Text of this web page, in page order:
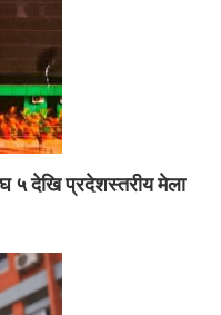
५ देखि प्रदेशस्तरीय मेला